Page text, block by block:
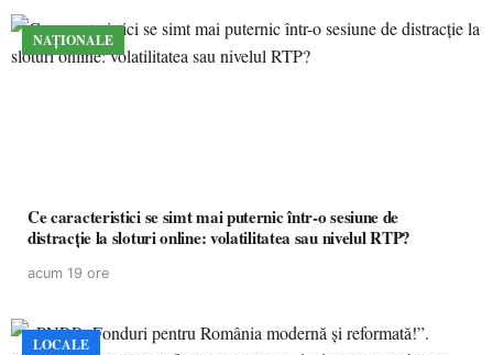
NAȚIONALE
Ce caracteristici se simt mai puternic într-o sesiune de
distracție la sloturi online: volatilitatea sau nivelul RTP?
acum 19 ore
LOCALE